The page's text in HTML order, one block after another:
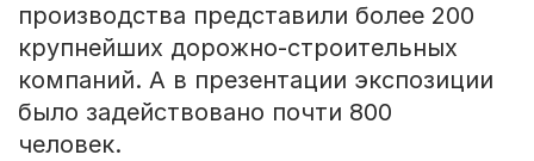
производства представили более 200
крупнейших дорожно-строительных
компаний. А в презентации экспозиции
было задействовано почти 800
человек.